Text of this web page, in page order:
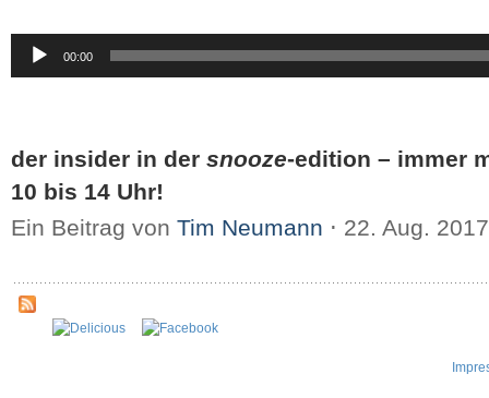
Audio-
Player
00:00
der insider in der snooze-edition – immer
10 bis 14 Uhr!
Ein Beitrag von Tim Neumann ⋅ 22. Aug.